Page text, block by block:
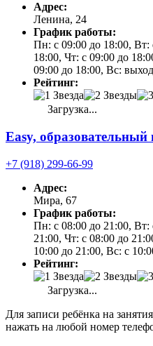
Адрес:
Ленина, 24
График работы:
Пн: с 09:00 до 18:00, Вт:
18:00, Чт: с 09:00 до
09:00 до 18:00, Вс:
Рейтинг:
Загрузка...
Easy, образовательный
+7 (918) 299-66-99
Адрес:
Мира, 67
График работы:
Пн: с 08:00 до 21:00, Вт:
21:00, Чт: с 08:00 до
10:00 до 21:00, Вс: с
Рейтинг:
Загрузка...
Для записи ребёнка на
нажать на любой номер